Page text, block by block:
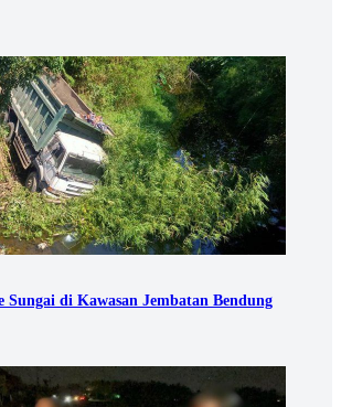
di Kawasan Jembatan Bendung